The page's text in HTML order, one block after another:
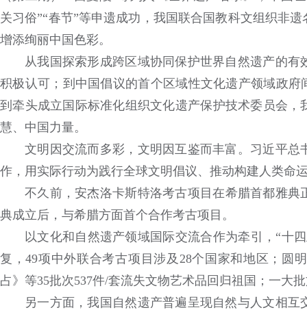
关习俗”“春节”等申遗成功，我国联合国教科文组织非
增添绚丽中国色彩。
从我国探索形成跨区域协同保护世界自然遗产的
积极认可；到中国倡议的首个区域性文化遗产领域政
到牵头成立国际标准化组织文化遗产保护技术委员会
慧、中国力量。
文明因交流而多彩，文明因互鉴而丰富。习近平
作，用实际行动为践行全球文明倡议、推动构建人类命
不久前，安杰洛卡斯特洛考古项目在希腊首都雅
典成立后，与希腊方面首个合作考古项目。
以文化和自然遗产领域国际交流合作为牵引，“十
复，49项中外联合考古项目涉及28个国家和地区；圆
占》等35批次537件/套流失文物艺术品回归祖国；一大
另一方面，我国自然遗产普遍呈现自然与人文相